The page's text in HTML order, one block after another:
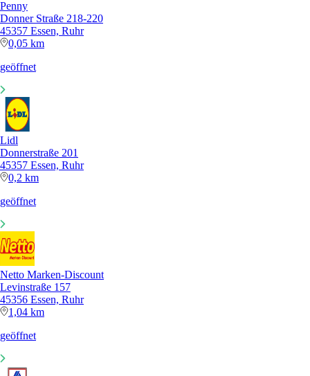
Penny
Donner Straße 218-220
45357 Essen, Ruhr
0,05 km
geöffnet
Lidl
Donnerstraße 201
45357 Essen, Ruhr
0,2 km
geöffnet
Netto Marken-Discount
Levinstraße 157
45356 Essen, Ruhr
1,04 km
geöffnet